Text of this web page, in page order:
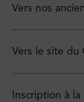
Vers nos
Vers le site du
Inscription à